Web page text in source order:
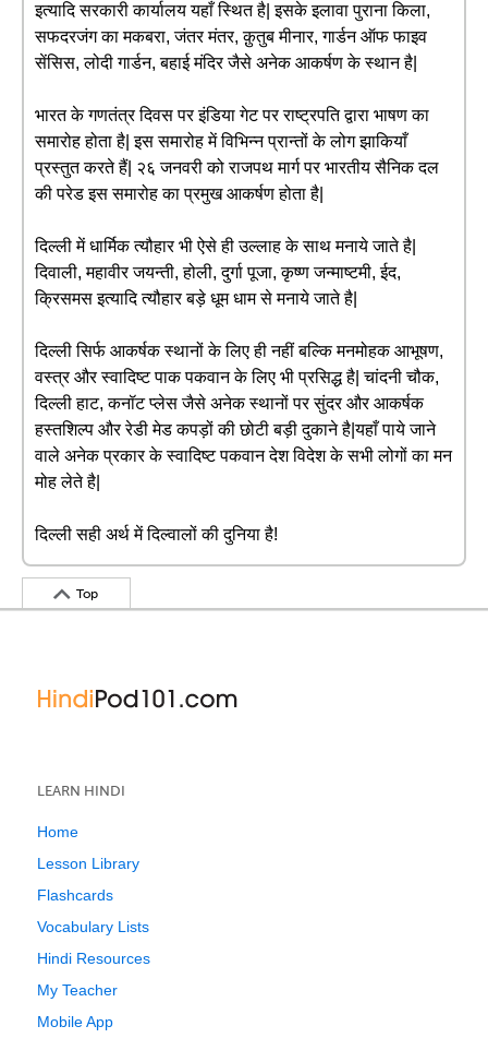
इत्यादि सरकारी कार्यालय यहाँ स्थित है| इसके इलावा पुराना किला,
सफदरजंग का मकबरा, जंतर मंतर, क़ुतुब मीनार, गार्डन ऑफ फाइव
सेंसिस, लोदी गार्डन, बहाई मंदिर जैसे अनेक आकर्षण के स्थान है|
भारत के गणतंत्र दिवस पर इंडिया गेट पर राष्ट्रपति द्वारा भाषण का
समारोह होता है| इस समारोह में विभिन्न प्रान्तों के लोग झाकियाँ
प्रस्तुत करते हैं| २६ जनवरी को राजपथ मार्ग पर भारतीय सैनिक दल
की परेड इस समारोह का प्रमुख आकर्षण होता है|
दिल्ली में धार्मिक त्यौहार भी ऐसे ही उल्लाह के साथ मनाये जाते है|
दिवाली, महावीर जयन्ती, होली, दुर्गा पूजा, कृष्ण जन्माष्टमी, ईद,
क्रिसमस इत्यादि त्यौहार बड़े धूम धाम से मनाये जाते है|
दिल्ली सिर्फ आकर्षक स्थानों के लिए ही नहीं बल्कि मनमोहक आभूषण,
वस्त्र और स्वादिष्ट पाक पकवान के लिए भी प्रसिद्ध है| चांदनी चौक,
दिल्ली हाट, कनॉट प्लेस जैसे अनेक स्थानों पर सुंदर और आकर्षक
हस्तशिल्प और रेडी मेड कपड़ों की छोटी बड़ी दुकाने है|यहाँ पाये जाने
वाले अनेक प्रकार के स्वादिष्ट पकवान देश विदेश के सभी लोगों का मन
मोह लेते है|
दिल्ली सही अर्थ में दिल्वालों की दुनिया है!
Top
LEARN HINDI
Home
Lesson Library
Flashcards
Vocabulary Lists
Hindi Resources
My Teacher
Mobile App